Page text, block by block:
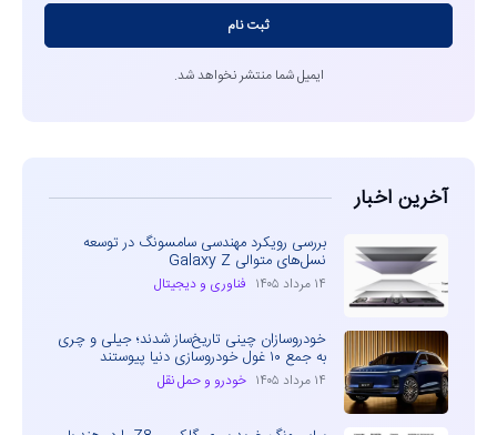
ثبت نام
ایمیل شما منتشر نخواهد شد.
آخرین اخبار
بررسی رویکرد مهندسی سامسونگ در توسعه
نسل‌های متوالی Galaxy Z
۱۴ مرداد ۱۴۰۵ فناوری و دیجیتال
خودروسازان چینی تاریخ‌ساز شدند؛ جیلی و چری
به جمع ۱۰ غول خودروسازی دنیا پیوستند
۱۴ مرداد ۱۴۰۵ خودرو و حمل نقل